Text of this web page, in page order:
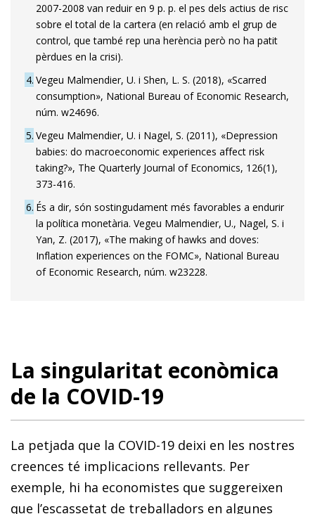
2007-2008 van reduir en 9 p. p. el pes dels actius de risc
sobre el total de la cartera (en relació amb el grup de
control, que també rep una herència però no ha patit
pèrdues en la crisi).
4 Vegeu Malmendier, U. i Shen, L. S. (2018), «Scarred
consumption», National Bureau of Economic Research,
núm. w24696.
5 Vegeu Malmendier, U. i Nagel, S. (2011), «Depression
babies: do macroeconomic experiences affect risk
taking?», The Quarterly Journal of Economics, 126(1),
373-416.
6 És a dir, són sostingudament més favorables a endurir
la política monetària. Vegeu Malmendier, U., Nagel, S. i
Yan, Z. (2017), «The making of hawks and doves:
Inflation experiences on the FOMC», National Bureau
of Economic Research, núm. w23228.
La singularitat econòmica
de la COVID-19
La petjada que la COVID-19 deixi en les nostres
creences té implicacions rellevants. Per
exemple, hi ha economistes que suggereixen
que l’escassetat de treballadors en algunes